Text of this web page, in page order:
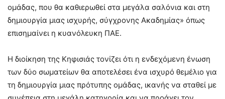
ομάδας, που θα καθιερωθεί στα μεγάλα σαλόνια και στη
δημιουργία μιας ισχυρής, σύγχρονης Ακαδημίας» όπως
επισημαίνει η κυανόλευκη ΠΑΕ.
Η διοίκηση της Κηφισιάς τονίζει ότι η ενδεχόμενη ένωση
των δύο σωματείων θα αποτελέσει ένα ισχυρό θεμέλιο για
τη δημιουργία μιας πρότυπης ομάδας, ικανής να σταθεί με